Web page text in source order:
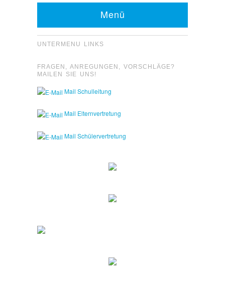
Fax: 05426 9480-20
Menü
UNTERMENU LINKS
FRAGEN, ANREGUNGEN, VORSCHLÄGE?
MAILEN SIE UNS!
Mail Schulleitung
Mail Elternvertretung
Mail Schülervertretung